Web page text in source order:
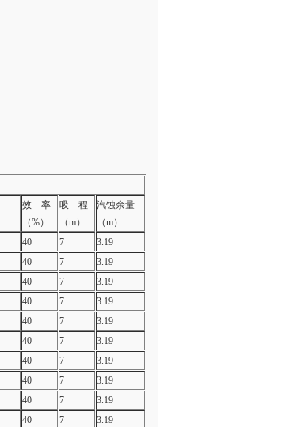
效 率
（%）
吸 程
（m）
汽蚀余量
（m）
40 7
3.19
40 7
3.19
40 7
3.19
40 7
3.19
40 7
3.19
40 7
3.19
40 7
3.19
40 7
3.19
40 7
3.19
40 7
3.19